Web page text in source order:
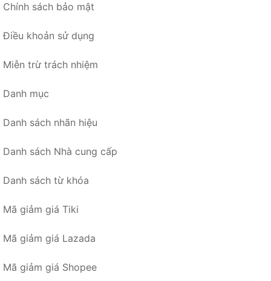
Chính sách bảo mật
Điều khoản sử dụng
Miễn trừ trách nhiệm
Danh mục
Danh sách nhãn hiệu
Danh sách Nhà cung cấp
Danh sách từ khóa
Mã giảm giá Tiki
Mã giảm giá Lazada
Mã giảm giá Shopee